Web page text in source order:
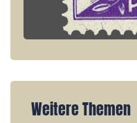
Weitere Themen